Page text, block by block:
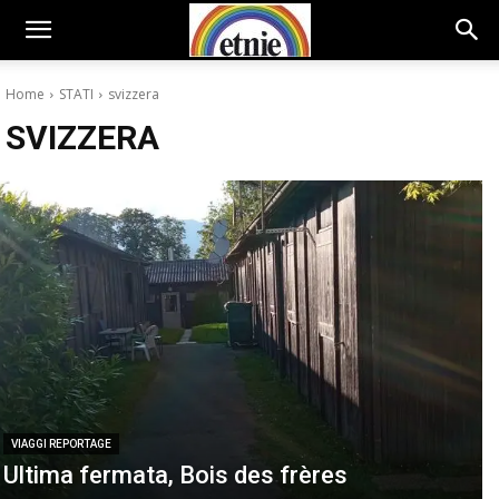
Home STATI svizzera
SVIZZERA
VIAGGI REPORTAGE
Ultima fermata, Bois des frères